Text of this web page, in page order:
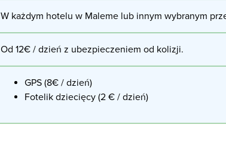
W każdym hotelu w Maleme lub innym wybranym
Od 12€ / dzień z ubezpieczeniem od kolizji.
GPS (8€ / dzień)
Fotelik dziecięcy (2 € / dzień)